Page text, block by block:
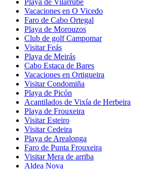
Playa de Vilarrube
Vacaciones en O Vicedo
Faro de Cabo Ortegal
Playa de Morouzos
Club de golf Campomar
Visitar Feás
Playa de Meirás
Cabo Estaca de Bares
Vacaciones en Ortigueira
Visitar Condomiña
Playa de Picón
Acantilados de Vixía de Herbeira
Playa de Frouxeira
Visitar Esteiro
Visitar Cedeira
Playa de Arealonga
Faro de Punta Frouxeira
Visitar Mera de arriba
Aldea Nova